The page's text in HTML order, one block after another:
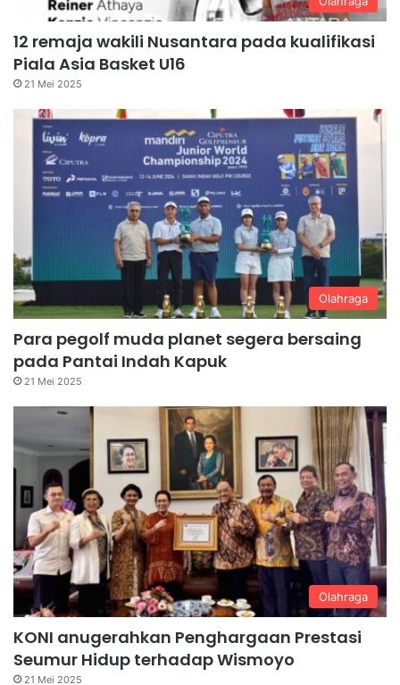
12 remaja wakili Nusantara pada kualifikasi
Piala Asia Basket U16
21 Mei 2025
Olahraga
Para pegolf muda planet segera bersaing
pada Pantai Indah Kapuk
21 Mei 2025
Olahraga
KONI anugerahkan Penghargaan Prestasi
Seumur Hidup terhadap Wismoyo
21 Mei 2025